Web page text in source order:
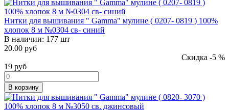
Нитки для вышивания " Gamma" мулине ( 0207- 0819 ) 100%
хлопок 8 м №0304 св- синий
В наличии: 177 шт
20.00 руб
Скидка -5 %
19 руб
В корзину